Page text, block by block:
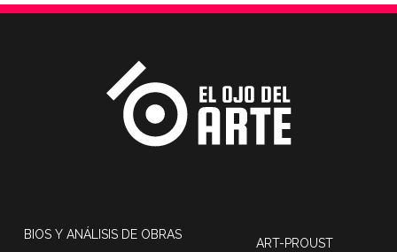
BIOS Y ANÁLISIS DE OBRAS
ART-PROUST